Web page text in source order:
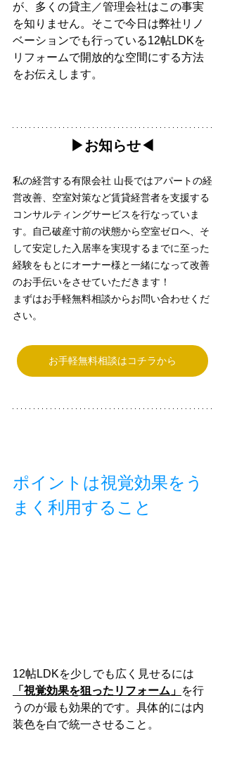
が、多くの貸主／管理会社はこの事実
を知りません。そこで今日は弊社リノ
ベーションでも行っている12帖LDKを
リフォームで開放的な空間にする方法
をお伝えします。
▶︎お知らせ◀︎
私の経営する有限会社 山長ではアパートの経
営改善、空室対策など賃貸経営者を支援する
コンサルティングサービスを行なっていま
す。自己破産寸前の状態から空室ゼロへ、そ
して安定した入居率を実現するまでに至った
経験をもとにオーナー様と一緒になって改善
のお手伝いをさせていただきます！
まずはお手軽無料相談からお問い合わせくだ
さい。
お手軽無料相談はコチラから
ポイントは視覚効果をう
まく利用すること
12帖LDKを少しでも広く見せるには
「視覚効果を狙ったリフォーム」 を行
うのが最も効果的です。具体的には内
装色を白で統一させること。